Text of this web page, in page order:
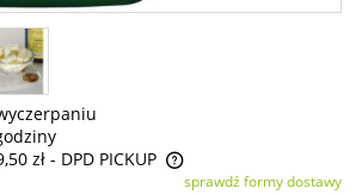
zł - DPD PICKUP
kosztów płatnościsprawdź formy dostawy